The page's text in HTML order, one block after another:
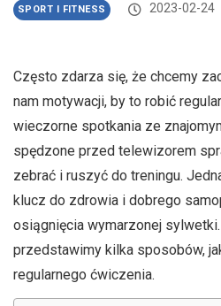
SPORT I FITNESS 2023-02-24
Często zdarza się, że chcemy
nam motywacji, by to robić
wieczorne spotkania ze
spędzone przed telewizorem
zebrać i ruszyć do treningu.
klucz do zdrowia i dobrego
osiągnięcia wymarzonej
przedstawimy kilka sposobów,
regularnego ćwiczenia.